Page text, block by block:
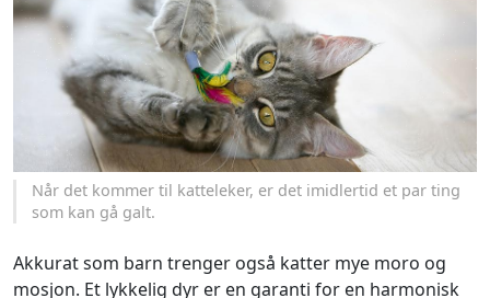
Når det kommer til katteleker, er det imidlertid et par ting
som kan gå galt.
Akkurat som barn trenger også katter mye moro og
mosjon. Et lykkelig dyr er en garanti for en harmonisk